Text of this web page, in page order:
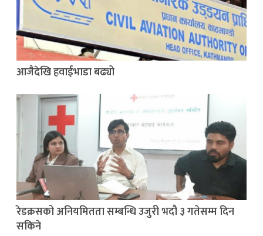
आजैदेखि हवाईभाडा बढ्यो
रेडक्रसको अनियमितता सम्बन्धि उजुरी भदौ ३ गतेसम्म दिन
सकिने